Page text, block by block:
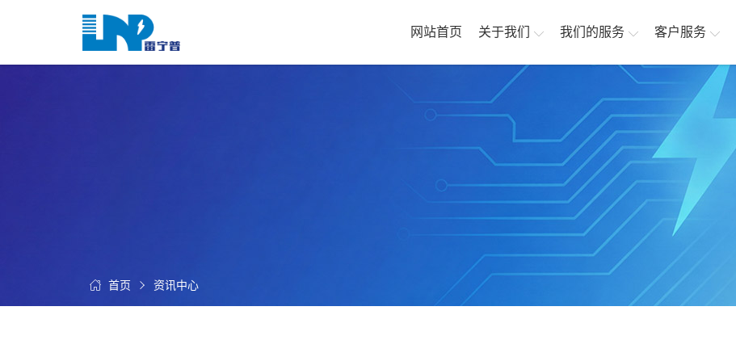
网站首页 关于我们 我们的服务 客户服务
首页 资讯中心
站
心